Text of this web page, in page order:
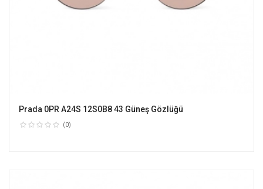
Prada 0PR A24S 12S0B8 43 Güneş Gözlüğü
(0)